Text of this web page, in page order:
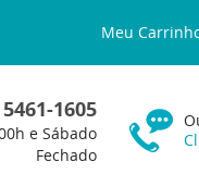
Meu
5461-1605
e Sábado
Fechado